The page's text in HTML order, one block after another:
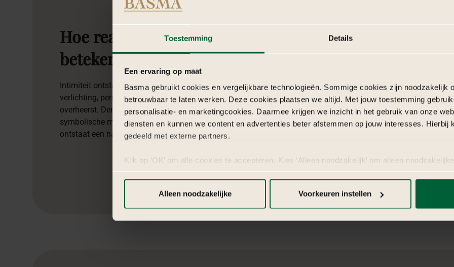
Toestemming Details
Een ervaring op maat
Basma gebruikt cookies en vergelijkbare technologieën. Sommige cookies zijn noodzakelijk
betrouwbaar te laten werken. Deze cookies plaatsen we altijd. Met jouw toestemming
personalisatie- en marketingcookies. Daarmee krijgen we inzicht in het gebruik van onze
diensten en kunnen we content en advertenties beter afstemmen op jouw interesses. Hierbij
gedeeld met externe partners.
Klik op ‘OK’ om alle cookies te accepteren. Kies ‘Alleen noodzakelijk’ om alleen
Alleen noodzakelijke
Voorkeuren instellen
Hoe realiseer jeeenintiem
betekenisvolprivéfeest
Intimiteit ontstaat door bewuste keuzes: een warme setting, doordachte
verlichting, persoonlijke details en entertainment dat ondersteunt in plaats van
overheerst. Denk aan storytelling, live muziek op de achtergrond, rituelen of
symbolische momenten. Door de juiste balans tussen sfeer, timing en inhoud
ontstaat een natuurlijke flow waarin emotie en beleving elkaar versterken.